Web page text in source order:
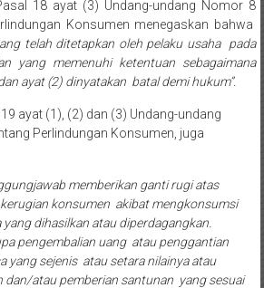
18 ayat (3) Undang-undang Nomor 8
Konsumen menegaskan bahwa
telah ditetapkan oleh pelaku usaha pada
yang memenuhi ketentuan sebagaimana
ayat (2) dinyatakan batal demi hukum”.
ayat (1), (2) dan (3) Undang-undang
Perlindungan Konsumen, juga
memberikan ganti rugi atas
konsumen akibat mengkonsumsi
dihasilkan atau diperdagangkan.
pengembalian uang atau penggantian
yang sejenis atau setara nilainya atau
dan/atau pemberian santunan yang sesuai